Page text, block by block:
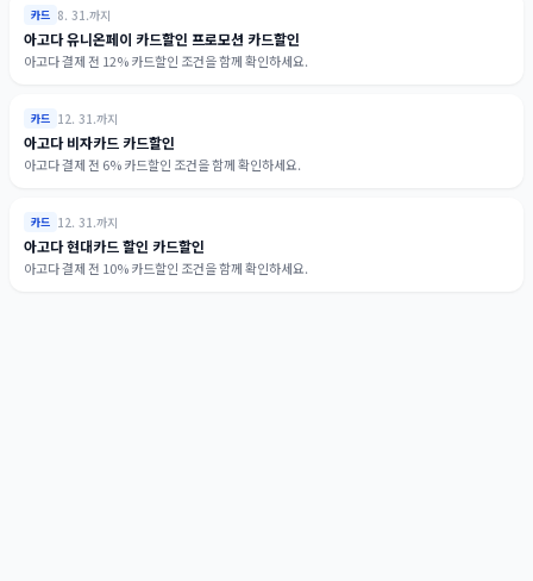
카드 8. 31.까지
아고다 유니온페이 카드할인 프로모션 카드할인
아고다 결제 전 12% 카드할인 조건을 함께 확인하세요.
카드 12. 31.까지
아고다 비자카드 카드할인
아고다 결제 전 6% 카드할인 조건을 함께 확인하세요.
카드 12. 31.까지
아고다 현대카드 할인 카드할인
아고다 결제 전 10% 카드할인 조건을 함께 확인하세요.